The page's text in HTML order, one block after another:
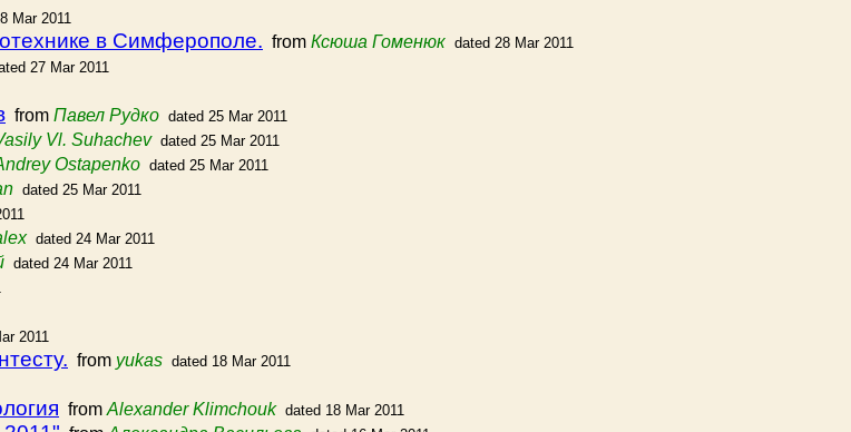
Mar 2011
в Симферополе. from Ксюша Гоменюк dated 28 Mar 2011
27 Mar 2011
from Павел Рудко dated 25 Mar 2011
Vl. Suhachev dated 25 Mar 2011
Ostapenko dated 25 Mar 2011
dated 25 Mar 2011
dated 24 Mar 2011
dated 24 Mar 2011
2011
from yukas dated 18 Mar 2011
from Alexander Klimchouk dated 18 Mar 2011